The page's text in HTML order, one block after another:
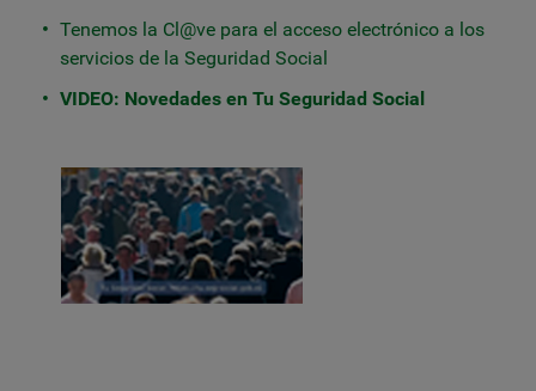
Tenemos la Cl@ve para el acceso electrónico a los
servicios de la Seguridad Social
VIDEO: Novedades en Tu Seguridad Social